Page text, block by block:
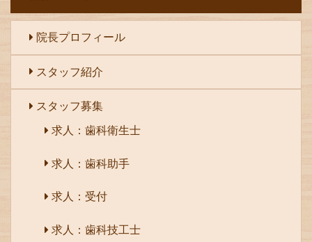
院長プロフィール
スタッフ紹介
スタッフ募集
求人：歯科衛生士
求人：歯科助手
求人：受付
求人：歯科技工士